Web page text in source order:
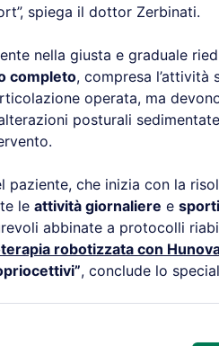
spiega il dottor Zerbinati.
nella giusta e graduale
completo, compresa
operata, ma
posturali
paziente, che inizia con la
le attività giornaliere e
abbinate a protocolli
robotizzata con
, conclude lo